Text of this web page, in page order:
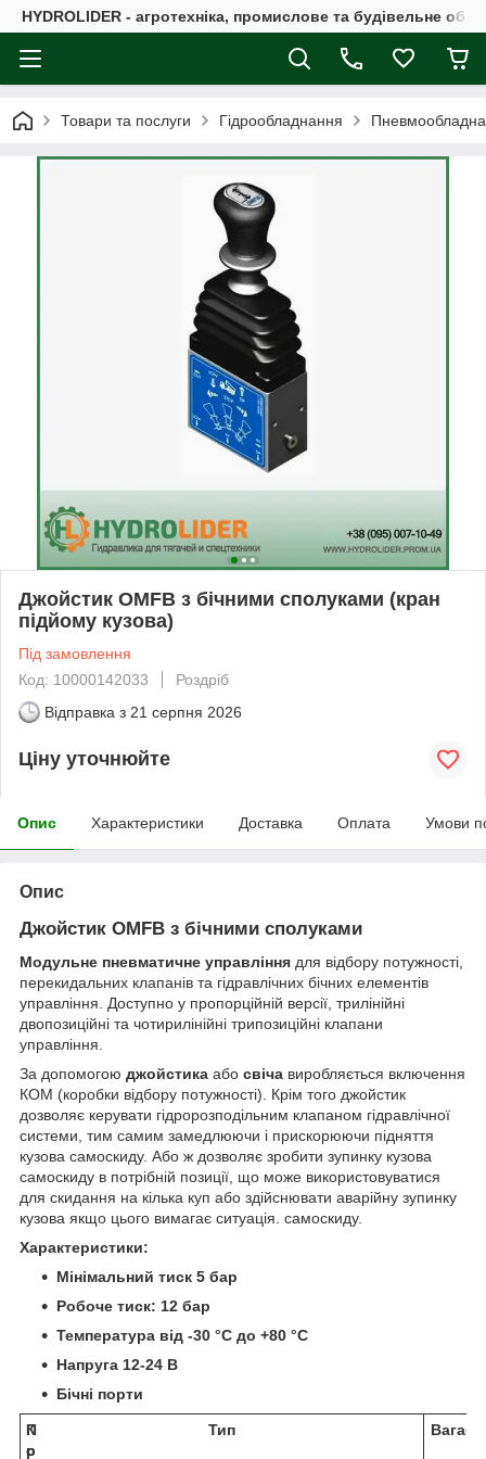
HYDROLIDER - агротехніка, промислове та будівельне
Товари та послуги Гідрообладнання
Джойстик OMFB з бічними сполуками (кран
підйому кузова)
Під замовлення
Код: 10000142033
Роздріб
Відправка з 21 серпня 2026
Ціну уточнюйте
Опис Характеристики Доставка Оплата Умови
Опис
Джойстик OMFB з бічними сполуками
Модульне пневматичне управління для відбору потужності,
перекидальних клапанів та гідравлічних бічних елементів
управління. Доступно у пропорційній версії, трилінійні
двопозиційні та чотирилінійні трипозиційні клапани
управління.
За допомогою джойстика або свіча виробляється включення
КОМ (коробки відбору потужності). Крім того джойстик
дозволяє керувати гідророзподільним клапаном гідравлічної
системи, тим самим замедлюючи і прискорюючи підняття
кузова самоскиду. Або ж дозволяє зробити зупинку кузова
самоскиду в потрібній позиції, що може використовуватися
для скидання на кілька куп або здійснювати аварійну зупинку
кузова якщо цього вимагає ситуація. самоскиду.
Характеристики:
Мінімальний тиск 5 бар
Робоче тиск: 12 бар
Температура від -30 °C до +80 °C
Напруга 12-24 В
Бічні порти
К
о
П
р
Тип